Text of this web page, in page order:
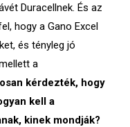
Duracellnek. És az
hogy a Gano Excel
és tényleg jó
a
kérdezték, hogy
kell a
kinek mondják?